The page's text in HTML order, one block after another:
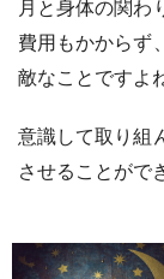
月と身体の関わ
費用もかからず
敵なことですよ
意識して取り組
させることがで